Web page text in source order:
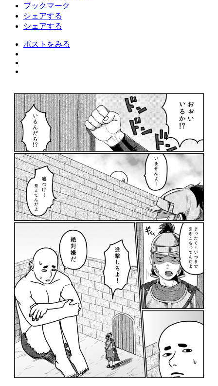
ブックマーク
シェアする
シェアする
ポストをみる